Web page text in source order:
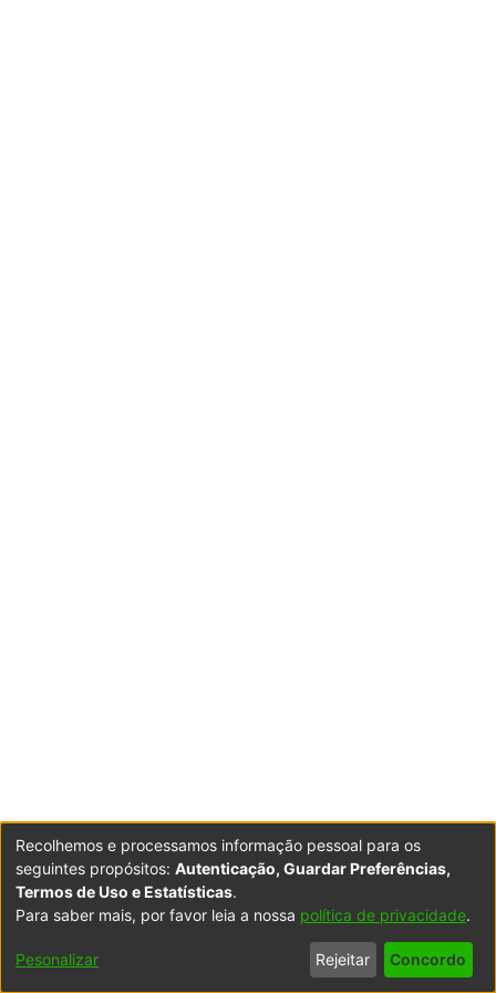
Recolhemos e processamos informação pessoal para os
seguintes propósitos: Autenticação, Guardar Preferências,
Termos de Uso e Estatísticas.
Para saber mais, por favor leia a nossa política de privacidade.
Pesonalizar Rejeitar Concordo